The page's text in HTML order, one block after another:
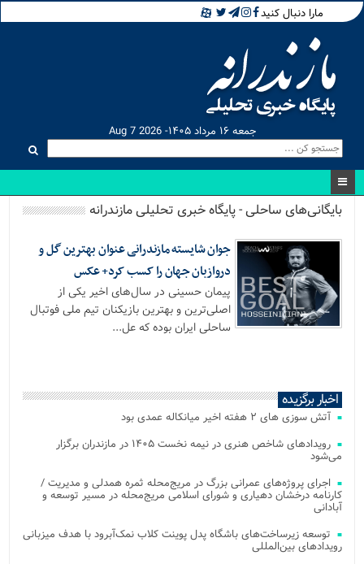
مارا دنبال کنید
جمعه ۱۶ مرداد ۱۴۰۵- Aug 7 2026
بایگانی‌های ساحلی - پایگاه خبری تحلیلی مازندرانه
جوان شایسته مازندرانی عنوان بهترین گل و
دروازبان جهان را کسب کرد+ عکس
پیمان حسینی در سال‌های اخیر یکی از
اصلی‌ترین و بهترین بازیکنان تیم ملی فوتبال
ساحلی ایران بوده که عل...
اخبار برگزیده
آتش‌ سوزی‌ های ۲ هفته اخیر میانکاله عمدی بود
رویدادهای شاخص هنری در نیمه نخست ۱۴۰۵ در مازندران برگزار
می‌شود
اجرای پروژه‌های عمرانی بزرگ در مریج‌محله ثمره همدلی و مدیریت /
کارنامه درخشان دهیاری و شورای اسلامی مریج‌محله در مسیر توسعه و
آبادانی
توسعه زیرساخت‌های باشگاه پدل پوینت کلاب نمک‌آبرود با هدف میزبانی
رویدادهای بین‌المللی